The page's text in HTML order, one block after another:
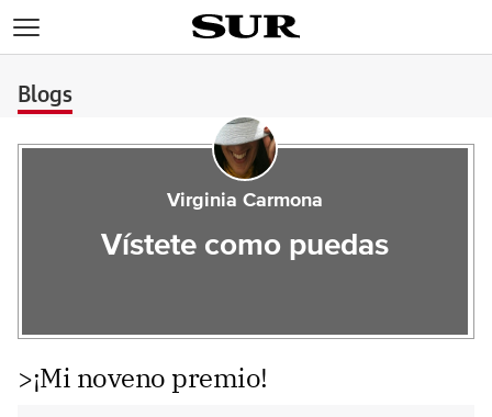
Blogs
Virginia Carmona
Vístete como puedas
>¡Mi noveno premio!